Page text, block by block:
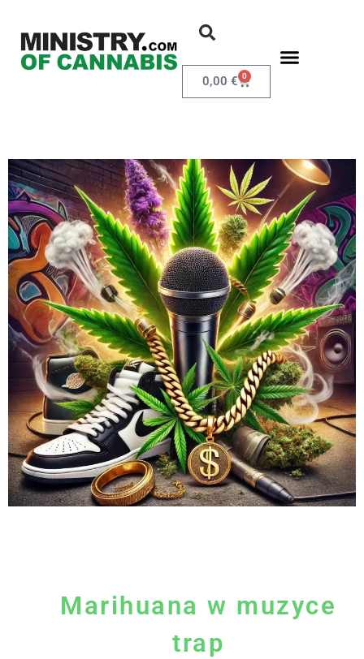
0,00 € 0
Marihuana w muzyce
trap